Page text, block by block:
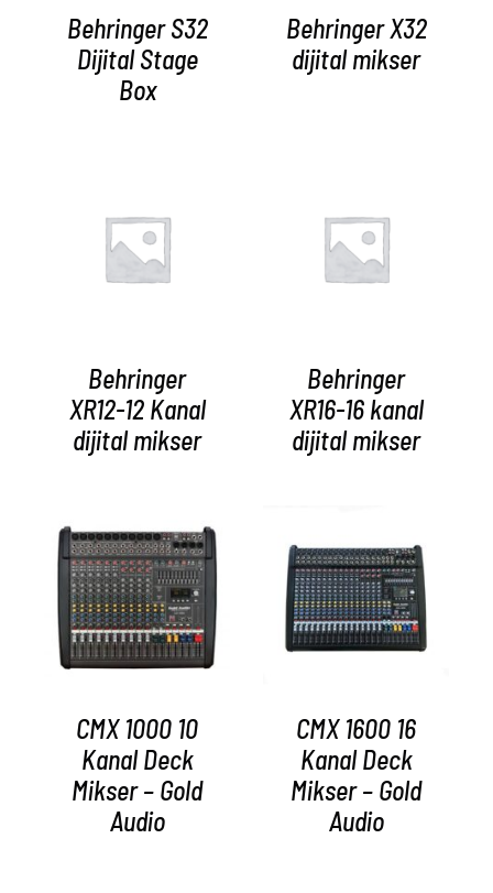
Behringer S32
Dijital Stage
Box
Behringer X32
dijital mikser
AYRINTILAR
Behringer
XR12-12 Kanal
dijital mikser
AYRINTILAR
Behringer
XR16-16 kanal
dijital mikser
AYRINTILAR
CMX 1000 10
Kanal Deck
Mikser – Gold
Audio
AYRINTILAR
CMX 1600 16
Kanal Deck
Mikser – Gold
Audio